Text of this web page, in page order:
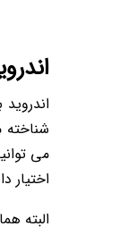
می
اختیار
البته